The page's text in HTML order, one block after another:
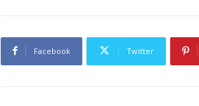
Facebook Twitter